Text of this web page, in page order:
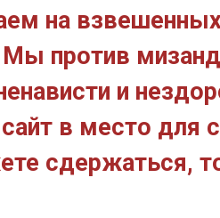
на
против
и
в место для
сдержаться,